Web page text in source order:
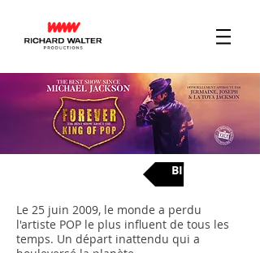
BILLETS
Le 25 juin 2009, le monde a perdu
l'artiste POP le plus influent de tous les
temps. Un départ inattendu qui a